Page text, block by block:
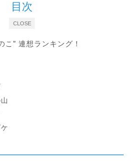
CLOSE
目次
こ” 連想ランキング！